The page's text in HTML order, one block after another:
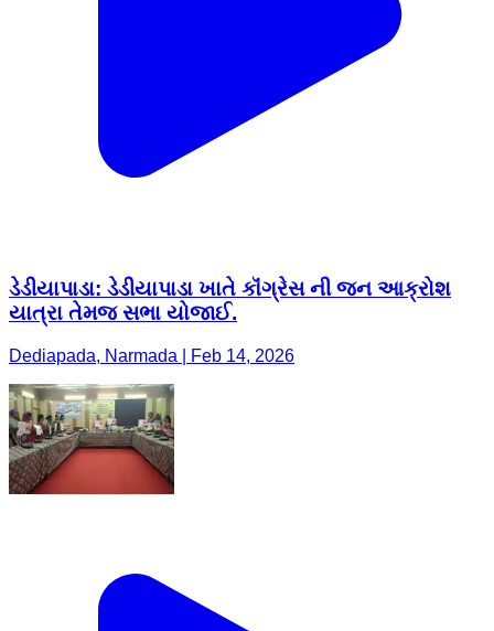
ડેડીયાપાડા: ડેડીયાપાડા ખાતે કૉંગ્રેસ ની જન આક્રોશ
યાત્રા તેમજ સભા યોજાઈ.
Dediapada, Narmada | Feb 14, 2026